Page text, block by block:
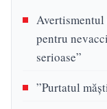
pentru
serioase”
”Purtatul